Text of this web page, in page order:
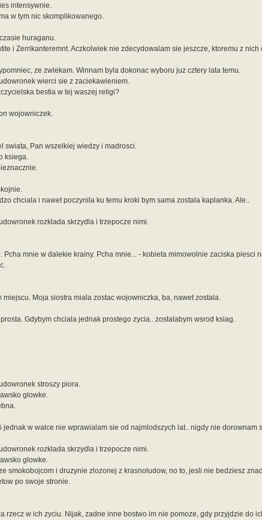
intensywnie.
w tym nic skomplikowanego.
huraganu.
i Zerrikanteremnt. Aczkolwiek nie zdecydowalam sie jeszcze, ktoremu z
ze zwlekam. Winnam byla dokonac wyboru juz cztery lata temu.
wierci sie z zaciekawieniem.
bestia w tej waszej religi?
wojowniczek.
swiata, Pan wszelkiej wiedzy i madrosci.
ksiega.
chciala i nawet poczynila ku temu kroki bym sama zostala kaplanka. Ale..
rozklada skrzydla i trzepocze nimi.
mnie w dalekie krainy. Pcha mnie... - kobieta mimowolnie zaciska piesci
Moja siostra miala zostac wojowniczka, ba, nawet zostala.
Gdybym chciala jednak prostego zycia.. zostalabym wsrod ksiag.
stroszy piora.
glowke.
w walce nie wprawialam sie od najmlodszych lat.. nigdy nie dorownam
rozklada skrzydla i trzepocze nimi.
glowke.
smokobojcom i druzynie zlozonej z krasnoludow, no to, jesli nie bedziesz
po swoje stronie.
rzecz w ich zyciu. Nijak, zadne inne bostwo im nie pomoze, gdy przyjdzie do